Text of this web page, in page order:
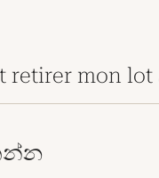
retirer mon lot